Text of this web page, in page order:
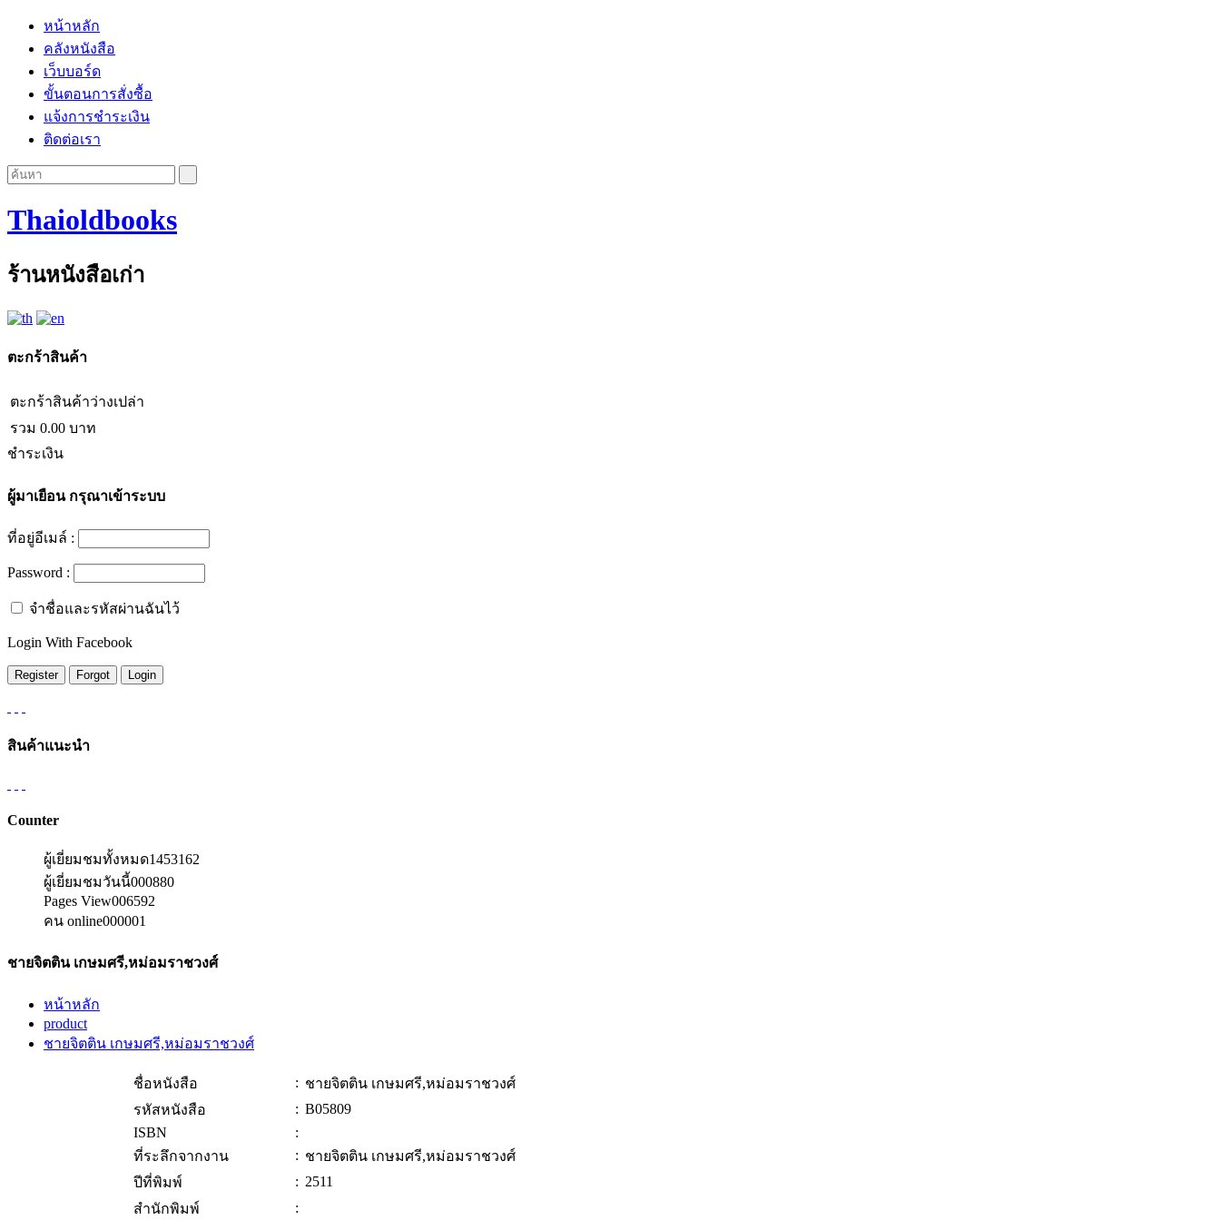
หน้าหลัก
คลังหนังสือ
เว็บบอร์ด
ขั้นตอนการสั่งซื้อ
แจ้งการชำระเงิน
ติดต่อเรา
Thaioldbooks
ร้านหนังสือเก่า
ตะกร้าสินค้า
ตะกร้าสินค้าว่างเปล่า
รวม 0.00 บาท
ชำระเงิน
ผู้มาเยือนกรุณาเข้าระบบ
ที่อยู่อีเมล์ :
Password :
จำชื่อและรหัสผ่านฉันไว้
Login With Facebook
สินค้าแนะนำ
Counter
ผู้เยี่ยมชมทั้งหมด1453162
ผู้เยี่ยมชมวันนี้000880
Pages View006592
คน online000001
ชายจิตติน เกษมศรี,หม่อมราชวงศ์
หน้าหลัก
product
ชายจิตติน เกษมศรี,หม่อมราชวงศ์
ชื่อหนังสือ : ชายจิตติน เกษมศรี,หม่อมราชวงศ์
รหัสหนังสือ
: B05809
ISBN
:
ที่ระลึกจากงาน
: ชายจิตติน เกษมศรี,หม่อมราชวงศ์
ปีที่พิมพ์
: 2511
สำนักพิมพ์
: